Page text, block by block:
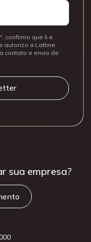
confirmo que li e
autorizo a Lattine
contato e envio de
sua empresa?